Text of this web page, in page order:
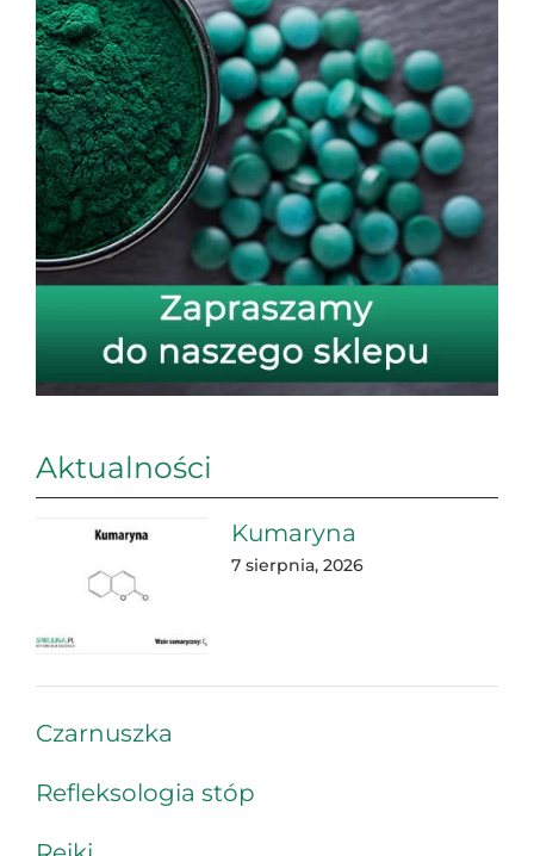
Aktualności
Kumaryna
7 sierpnia, 2026
Czarnuszka
Refleksologia stóp